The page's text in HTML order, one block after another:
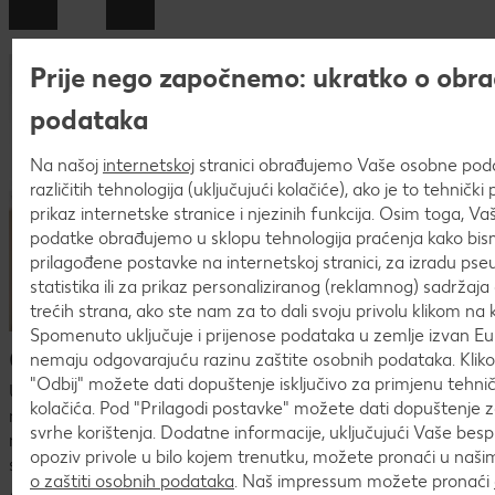
Česta pitanja o postupku prijave
U procesu prijave mogu se pojaviti mnoga pitanja. U
nastavku ćeš naći pregled najčešćih pitanja i odgovora.Ako
nismo uspjeli odgovoriti na tvoje pitanje ili nedoumicu,
slobodno nam se javi nakarijera@kaufland.hr!
Prije nego započnemo: ukratko o
podataka
Na našoj internetskoj stranici obrađujemo Vaše osobne
različitih tehnologija (uključujući kolačiće), ako je to tehnički
prikaz internetske stranice i njezinih funkcija. Osim toga,
podatke obrađujemo u sklopu tehnologija praćenja kako
prilagođene postavke na internetskoj stranici, za izradu
statistika ili za prikaz personaliziranog (reklamnog) sadržaja
trećih strana, ako ste nam za to dali svoju privolu klikom na
Spomenuto uključuje i prijenose podataka u zemlje izvan
nemaju odgovarajuću razinu zaštite osobnih podataka.
"Odbij" možete dati dopuštenje isključivo za primjenu
kolačića. Pod "Prilagodi postavke" možete dati dopuštenje
svrhe korištenja. Dodatne informacije, uključujući Vaše
opoziv privole u bilo kojem trenutku, možete pronaći u
o zaštiti osobnih podataka. Naš impressum možete pronaći